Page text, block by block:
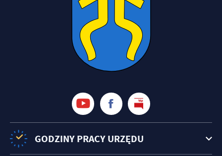
GODZINY PRACY URZĘDU